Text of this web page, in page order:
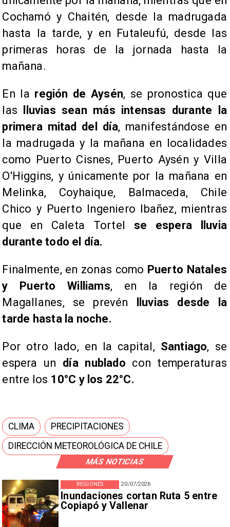
MÁS NOTICIAS
20/07/2026
Inundaciones cortan Ruta 5 entre
Copiapó y Vallenar
REGIONES
Cochamó y Chaitén, desde la madrugada
hasta la tarde, y en Futaleufú, desde las
primeras horas de la jornada hasta la
mañana.
​En la región de Aysén, se pronostica que
las lluvias sean más intensas durante la
primera mitad del día, manifestándose en
la madrugada y la mañana en localidades
como Puerto Cisnes, Puerto Aysén y Villa
O'Higgins, y únicamente por la mañana en
Melinka, Coyhaique, Balmaceda, Chile
Chico y Puerto Ingeniero Ibañez, mientras
que en Caleta Tortel
se espera lluvia
durante todo el día.
​Finalmente, en zonas como Puerto Natales
y Puerto Williams, en la región de
Magallanes, se prevén lluvias desde la
tarde hasta la noche.
​Por otro lado, en la capital, Santiago, se
espera un día nublado con temperaturas
entre los 10°C y los 22°C.
CLIMA
PRECIPITACIONES
DIRECCIÓN METEOROLÓGICA DE CHILE